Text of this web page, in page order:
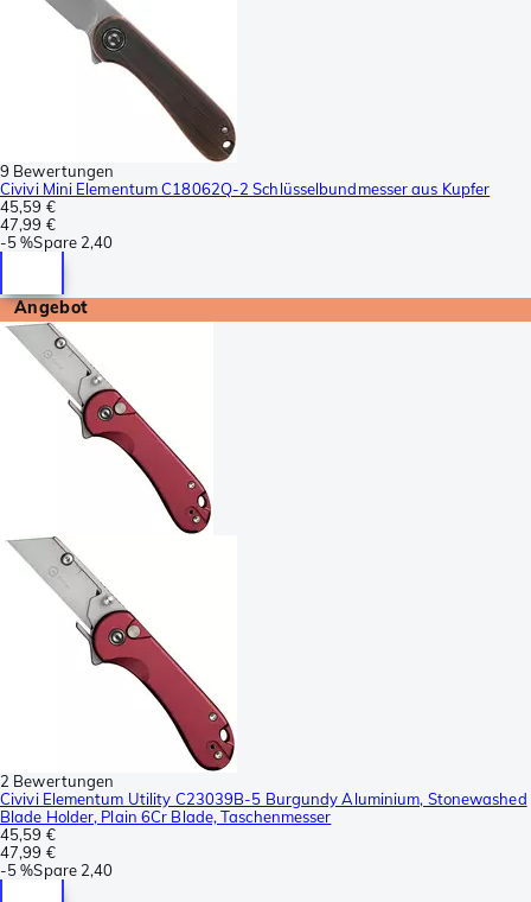
9 Bewertungen
Civivi Mini Elementum C18062Q-2 Schlüsselbundmesser aus Kupfer
45,59 €
47,99 €
-5 %Spare 2,40
Angebot
2 Bewertungen
Civivi Elementum Utility C23039B-5 Burgundy Aluminium, Stonewashed
Blade Holder, Plain 6Cr Blade, Taschenmesser
45,59 €
47,99 €
-5 %Spare 2,40